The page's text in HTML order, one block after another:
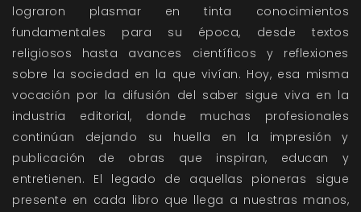
lograron plasmar en tinta conocimientos
fundamentales para su época, desde textos
religiosos hasta avances científicos y reflexiones
sobre la sociedad en la que vivían. Hoy, esa misma
vocación por la difusión del saber sigue viva en la
industria editorial, donde muchas profesionales
continúan dejando su huella en la impresión y
publicación de obras que inspiran, educan y
entretienen. El legado de aquellas pioneras sigue
presente en cada libro que llega a nuestras manos,